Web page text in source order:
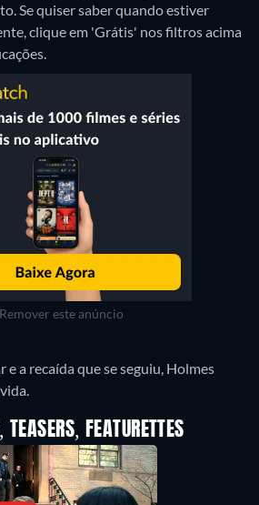
Se quiser saber quando estiver
clique em 'Grátis' nos filtros acima
Remover este anúncio
e a recaída que se seguiu, Holmes
FEATURETTES